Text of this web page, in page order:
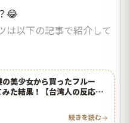
😂
は以下の記事で紹介して
美少女から買ったフルー
た結果！【台湾人の反応】 |
続きを読む